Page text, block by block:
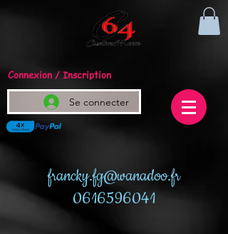
Connexion / Inscription
Se connecter
francky.fg@wanadoo.fr
0616596041